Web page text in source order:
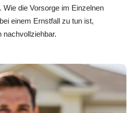
Wie die Vorsorge im Einzelnen
einem Ernstfall zu tun ist,
nachvollziehbar.